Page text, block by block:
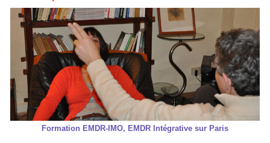
Formation EMDR-IMO, EMDR Intégrative sur Paris